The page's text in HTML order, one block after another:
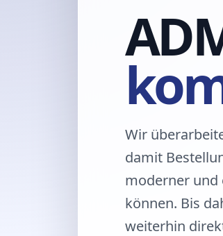
Wir
damit
moderner und
können. Bis
weiterhin